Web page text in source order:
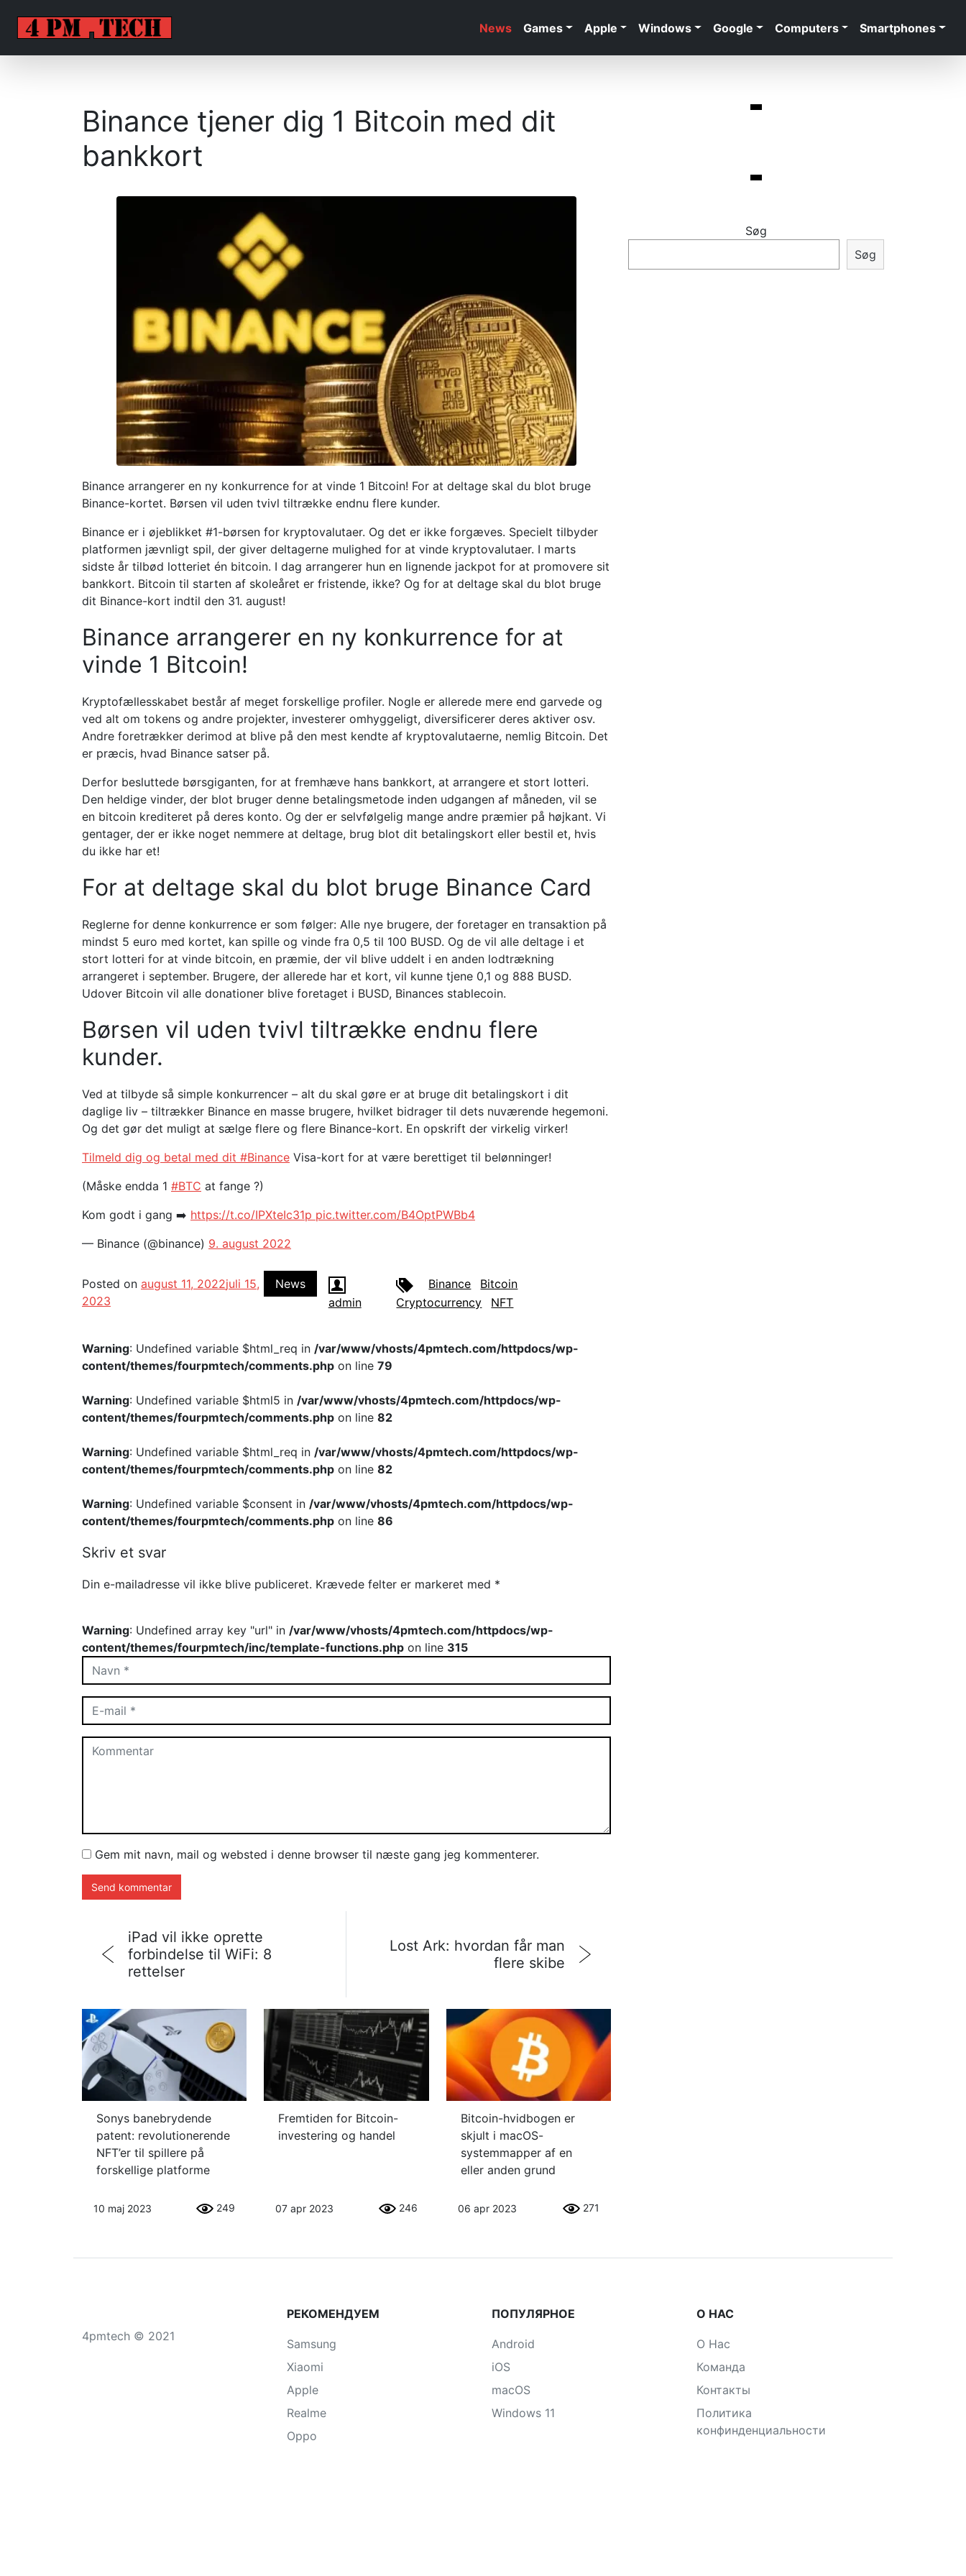
News Games Apple Windows Google Computers Smartphones
Binance tjener dig 1 Bitcoin med dit
bankkort
Binance arrangerer en ny konkurrence for at vinde 1 Bitcoin! For at deltage skal du blot bruge
Binance-kortet. Børsen vil uden tvivl tiltrække endnu flere kunder.
Binance er i øjeblikket #1-børsen for kryptovalutaer. Og det er ikke forgæves. Specielt tilbyder
platformen jævnligt spil, der giver deltagerne mulighed for at vinde kryptovalutaer. I marts
sidste år tilbød lotteriet én bitcoin. I dag arrangerer hun en lignende jackpot for at promovere sit
bankkort. Bitcoin til starten af ​​skoleåret er fristende, ikke? Og for at deltage skal du blot bruge
dit Binance-kort indtil den 31. august!
Binance arrangerer en ny konkurrence for at
vinde 1 Bitcoin!
Kryptofællesskabet består af meget forskellige profiler. Nogle er allerede mere end garvede og
ved alt om tokens og andre projekter, investerer omhyggeligt, diversificerer deres aktiver osv.
Andre foretrækker derimod at blive på den mest kendte af kryptovalutaerne, nemlig Bitcoin. Det
er præcis, hvad Binance satser på.
Derfor besluttede børsgiganten, for at fremhæve hans bankkort, at arrangere et stort lotteri.
Den heldige vinder, der blot bruger denne betalingsmetode inden udgangen af ​​måneden, vil se
en bitcoin krediteret på deres konto. Og der er selvfølgelig mange andre præmier på højkant. Vi
gentager, der er ikke noget nemmere at deltage, brug blot dit betalingskort eller bestil et, hvis
du ikke har et!
For at deltage skal du blot bruge Binance Card
Reglerne for denne konkurrence er som følger: Alle nye brugere, der foretager en transaktion på
mindst 5 euro med kortet, kan spille og vinde fra 0,5 til 100 BUSD. Og de vil alle deltage i et
stort lotteri for at vinde bitcoin, en præmie, der vil blive uddelt i en anden lodtrækning
arrangeret i september. Brugere, der allerede har et kort, vil kunne tjene 0,1 og 888 BUSD.
Udover Bitcoin vil alle donationer blive foretaget i BUSD, Binances stablecoin.
Børsen vil uden tvivl tiltrække endnu flere
kunder.
Ved at tilbyde så simple konkurrencer – alt du skal gøre er at bruge dit betalingskort i dit
daglige liv – tiltrækker Binance en masse brugere, hvilket bidrager til dets nuværende hegemoni.
Og det gør det muligt at sælge flere og flere Binance-kort. En opskrift der virkelig virker!
Tilmeld dig og betal med dit #Binance Visa-kort for at være berettiget til belønninger!
(Måske endda 1 #BTC at fange ?)
Kom godt i gang ➡️ https://t.co/IPXteIc31p pic.twitter.com/B4OptPWBb4
— Binance (@binance) 9. august 2022
Posted on august 11, 2022juli 15,
2023
News
admin
Binance
Bitcoin
Cryptocurrency
NFT
Warning: Undefined variable $html_req in /var/www/vhosts/4pmtech.com/httpdocs/wp-
content/themes/fourpmtech/comments.php on line 79
Warning: Undefined variable $html5 in /var/www/vhosts/4pmtech.com/httpdocs/wp-
content/themes/fourpmtech/comments.php on line 82
Warning: Undefined variable $html_req in /var/www/vhosts/4pmtech.com/httpdocs/wp-
content/themes/fourpmtech/comments.php on line 82
Warning: Undefined variable $consent in /var/www/vhosts/4pmtech.com/httpdocs/wp-
content/themes/fourpmtech/comments.php on line 86
Skriv et svar
Din e-mailadresse vil ikke blive publiceret. Krævede felter er markeret med *
Warning: Undefined array key "url" in /var/www/vhosts/4pmtech.com/httpdocs/wp-
content/themes/fourpmtech/inc/template-functions.php on line 315
Gem mit navn, mail og websted i denne browser til næste gang jeg kommenterer.
iPad vil ikke oprette
forbindelse til WiFi: 8
rettelser
Lost Ark: hvordan får man
flere skibe
Sonys banebrydende
patent: revolutionerende
NFT’er til spillere på
forskellige platforme
10 maj 2023 249
Fremtiden for Bitcoin-
investering og handel
07 apr 2023 246
Bitcoin-hvidbogen er
skjult i macOS-
systemmapper af en
eller anden grund
06 apr 2023 271
Søg
Søg
4pmtech © 2021
РЕКОМЕНДУЕМ
Samsung
Xiaomi
Apple
Realme
Oppo
ПОПУЛЯРНОЕ
Android
iOS
macOS
Windows 11
О НАС
О Нас
Команда
Контакты
Политика
конфинденциальности